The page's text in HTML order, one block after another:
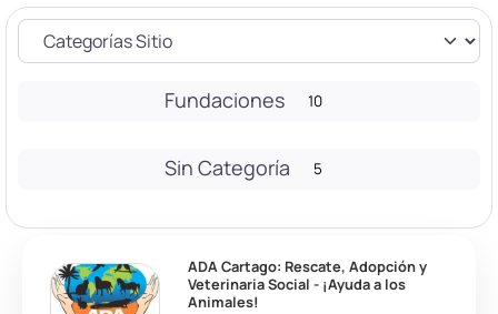
Fundaciones 10
Sin Categoría 5
ADA Cartago: Rescate, Adopción y
Veterinaria Social - ¡Ayuda a los
Animales!